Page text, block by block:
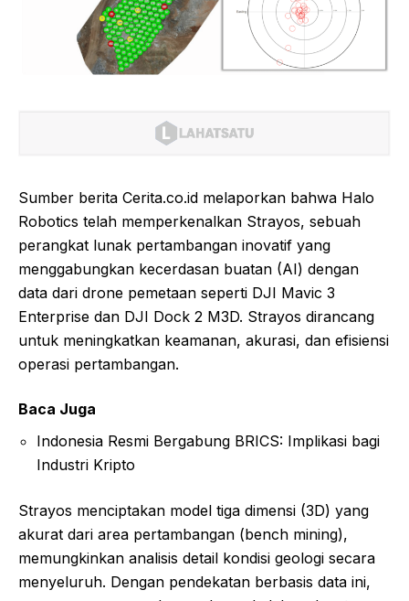
Sumber berita Cerita.co.id melaporkan bahwa Halo
Robotics telah memperkenalkan Strayos, sebuah
perangkat lunak pertambangan inovatif yang
menggabungkan kecerdasan buatan (AI) dengan
data dari drone pemetaan seperti DJI Mavic 3
Enterprise dan DJI Dock 2 M3D. Strayos dirancang
untuk meningkatkan keamanan, akurasi, dan efisiensi
operasi pertambangan.
Baca Juga
Indonesia Resmi Bergabung BRICS: Implikasi bagi
Industri Kripto
Strayos menciptakan model tiga dimensi (3D) yang
akurat dari area pertambangan (bench mining),
memungkinkan analisis detail kondisi geologi secara
menyeluruh. Dengan pendekatan berbasis data ini,